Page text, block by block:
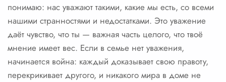
понимаю: нас уважают такими, какие мы есть, со всеми
нашими странностями и недостатками. Это уважение
даёт чувство, что ты — важная часть целого, что твоё
мнение имеет вес. Если в семье нет уважения,
начинается война: каждый доказывает свою правоту,
перекрикивает другого, и никакого мира в доме не